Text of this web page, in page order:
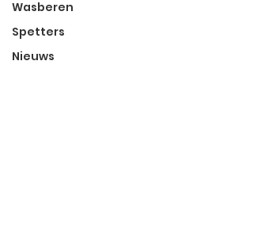
Wasberen
Spetters
Nieuws